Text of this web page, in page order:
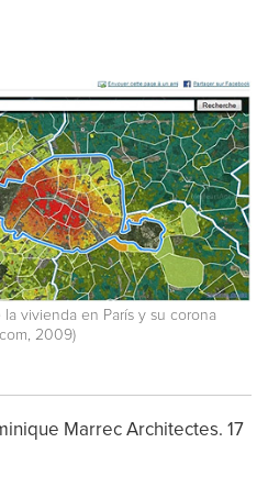
vivienda en París y su corona
2009)
Marrec Architectes. 17